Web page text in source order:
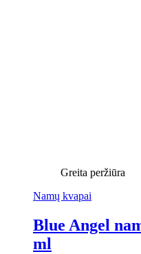
Greita peržiūra
Namų kvapai
Blue Angel
ml